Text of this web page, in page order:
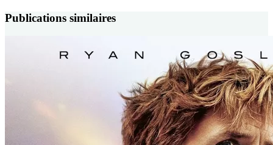
Publications similaires